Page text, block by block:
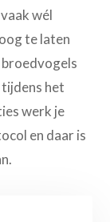
wél
te laten
broedvogels
het
werk je
en daar is